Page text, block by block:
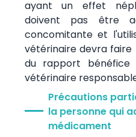
ayant un effet
doivent pas être
concomitante et
vétérinaire devra faire
du rapport
vétérinaire
Précautions
la personne qui
médicament